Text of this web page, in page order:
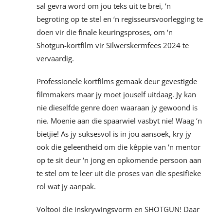
sal gevra word om jou teks uit te brei, ‘n
begroting op te stel en ‘n regisseursvoorlegging te
doen vir die finale keuringsproses, om ‘n
Shotgun-kortfilm vir Silwerskermfees 2024 te
vervaardig.
Professionele kortfilms gemaak deur gevestigde
filmmakers maar jy moet jouself uitdaag. Jy kan
nie dieselfde genre doen waaraan jy gewoond is
nie. Moenie aan die spaarwiel vasbyt nie! Waag ‘n
bietjie! As jy suksesvol is in jou aansoek, kry jy
ook die geleentheid om die kêppie van ‘n mentor
op te sit deur ‘n jong en opkomende persoon aan
te stel om te leer uit die proses van die spesifieke
rol wat jy aanpak.
Voltooi die inskrywingsvorm en SHOTGUN! Daar